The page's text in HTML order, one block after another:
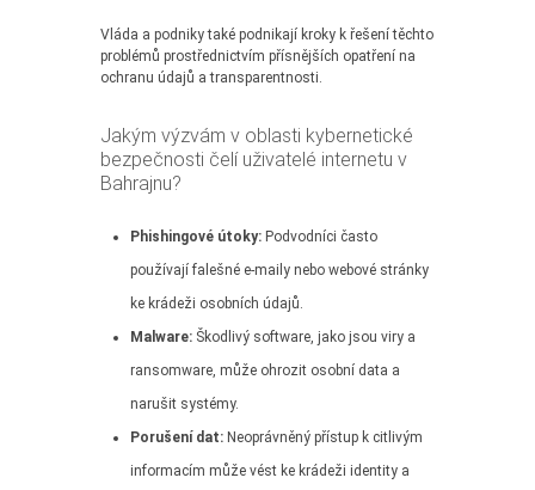
Vláda a podniky také podnikají kroky k řešení těchto
problémů prostřednictvím přísnějších opatření na
ochranu údajů a transparentnosti.
Jakým výzvám v oblasti kybernetické
bezpečnosti čelí uživatelé internetu v
Bahrajnu?
Phishingové útoky: Podvodníci často
používají falešné e-maily nebo webové stránky
ke krádeži osobních údajů.
Malware: Škodlivý software, jako jsou viry a
ransomware, může ohrozit osobní data a
narušit systémy.
Porušení dat: Neoprávněný přístup k citlivým
informacím může vést ke krádeži identity a